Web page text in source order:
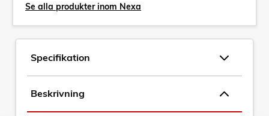
Se alla produkter inom Nexa
Specifikation
Beskrivning